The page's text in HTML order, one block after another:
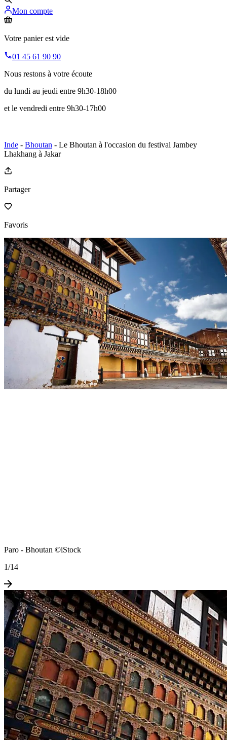
Mon compte
Votre panier est vide
01 45 61 90 90
Nous restons à votre écoute
du lundi au jeudi entre 9h30-18h00
et le vendredi entre 9h30-17h00
Inde - Bhoutan - Le Bhoutan à l'occasion du festival Jambey
Lhakhang à Jakar
Partager
Favoris
Paro - Bhoutan ©iStock
1/14